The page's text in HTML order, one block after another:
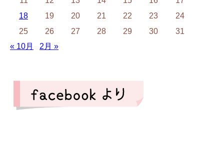
18
19 20 21 22 23
24
25
26 27 28 29 30
31
« 10月
2月 »